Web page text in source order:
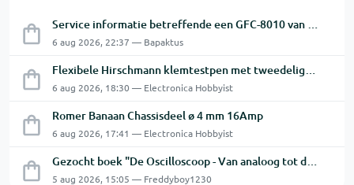
Service informatie betreffende een GFC-8010 van GW
6 aug 2026, 22:37 — Bapaktus
Flexibele Hirschmann klemtestpen met tweedelige klem.
6 aug 2026, 18:30 — Electronica Hobbyist
Romer Banaan Chassisdeel ø 4 mm 16Amp
6 aug 2026, 17:41 — Electronica Hobbyist
Gezocht boek "De Oscilloscoop - Van analoog tot digitaal"
5 aug 2026, 15:05 — Freddyboy1230